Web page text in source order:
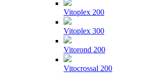
Vitoplex 200
Vitoplex 300
Vitorond 200
Vitocrossal 200